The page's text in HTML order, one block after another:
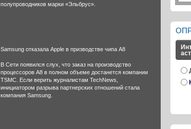
полупроводников марки «Эльбрус».
Samsung отказала Apple в призводстве чипа A8
В Сети появился слух, что заказ на производство
процессоров A8 в полном объеме достанется компании
TSMC. Если верить журналистам TechNews,
инициатором разрыва партнерских отношений стала
компания Samsung.